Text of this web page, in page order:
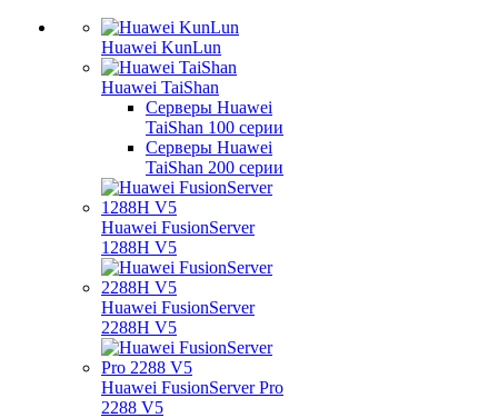
Huawei KunLun
Huawei TaiShan
Серверы Huawei
TaiShan 100 серии
Серверы Huawei
TaiShan 200 серии
Huawei FusionServer
1288H V5
Huawei FusionServer
2288H V5
Huawei FusionServer Pro
2288 V5